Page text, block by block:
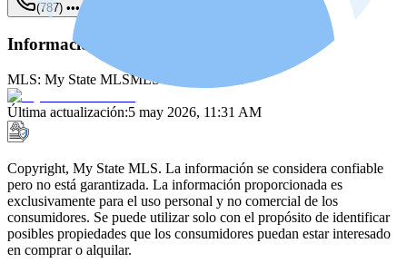
(787) •••-••••
Información de la fuente
MLS: My State MLSMLS ID:
Última actualización:5 may 2026, 11:31 AM
Copyright, My State MLS. La información se considera confiable
pero no está garantizada. La información proporcionada es
exclusivamente para el uso personal y no comercial de los
consumidores. Se puede utilizar solo con el propósito de identificar
posibles propiedades que los consumidores puedan estar interesado
en comprar o alquilar.